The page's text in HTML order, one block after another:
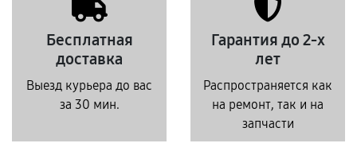
Бесплатная
доставка
Выезд курьера до вас
за 30 мин.
Гарантия до 2-х
лет
Распространяется как
на ремонт, так и на
запчасти